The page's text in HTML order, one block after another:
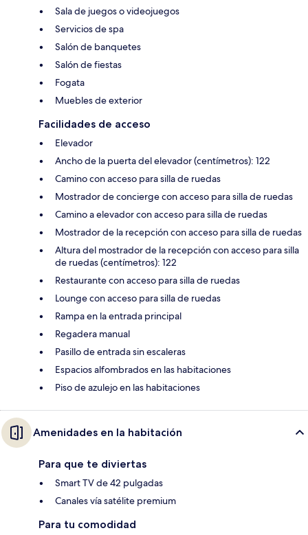
Sala de juegos o videojuegos
Servicios de spa
Salón de banquetes
Salón de fiestas
Fogata
Muebles de exterior
Facilidades de acceso
Elevador
Ancho de la puerta del elevador (centímetros): 122
Camino con acceso para silla de ruedas
Mostrador de concierge con acceso para silla de ruedas
Camino a elevador con acceso para silla de ruedas
Mostrador de la recepción con acceso para silla de ruedas
Altura del mostrador de la recepción con acceso para silla
de ruedas (centímetros): 122
Restaurante con acceso para silla de ruedas
Lounge con acceso para silla de ruedas
Rampa en la entrada principal
Regadera manual
Pasillo de entrada sin escaleras
Espacios alfombrados en las habitaciones
Piso de azulejo en las habitaciones
Amenidades en la habitación
Para que te diviertas
Smart TV de 42 pulgadas
Canales vía satélite premium
Para tu comodidad